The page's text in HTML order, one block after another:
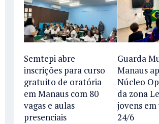
Semtepi abre
inscrições para curso
gratuito de oratória
em Manaus com 80
vagas e aulas
presenciais
Guarda
Manaus
Núcleo
da zona
jovens
24/6